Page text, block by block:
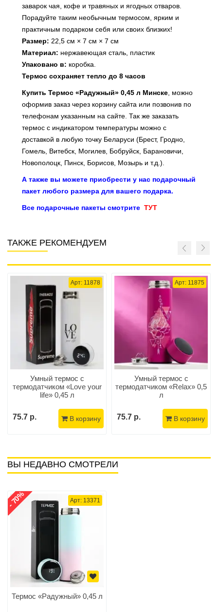
заварок чая, кофе и травяных и ягодных отваров.
Порадуйте таким необычным термосом, ярким и
практичным подарком себя или своих близких!
Размер: 22,5 см × 7 см × 7 см
Материал: нержавеющая сталь, пластик
Упаковано в: коробка.
Термос сохраняет тепло до 8 часов
Купить Термос «Радужный» 0,45 л Минске, можно
оформив заказ через корзину сайта или позвонив по
телефонам указанным на сайте. Так же заказать
термос с индикатором температуры можно с
доставкой в любую точку Беларуси (Брест, Гродно,
Гомель, Витебск, Могилев, Бобруйск, Барановичи,
Новополоцк, Пинск, Борисов, Мозырь и т.д.).
А также вы можете приобрести у нас подарочный
пакет любого размера для вашего подарка.
Все подарочные пакеты смотрите ТУТ
ТАКЖЕ РЕКОМЕНДУЕМ
Арт: 11878
Умный термос с
термодатчиком «Love your
life» 0,45 л
75.7 р. В корзину
Арт: 11875
Умный термос с
термодатчиком «Relax» 0,5
л
75.7 р. В корзину
ВЫ НЕДАВНО СМОТРЕЛИ
Арт: 13371
Термос «Радужный» 0,45 л
- 70%